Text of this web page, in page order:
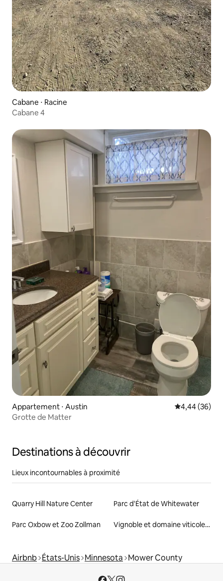
Cabane ⋅ Racine
Cabane 4
Appartement ⋅ Austin Évaluation
4,44 (36)
Grotte de Matter
Destinations à découvrir
Lieux incontournables à proximité
Quarry Hill Nature Center Parc d'État de Whitewater
Parc Oxbow et Zoo Zollman Vignoble et domaine viticole Four Daughters
Airbnb États-Unis Minnesota Mower County